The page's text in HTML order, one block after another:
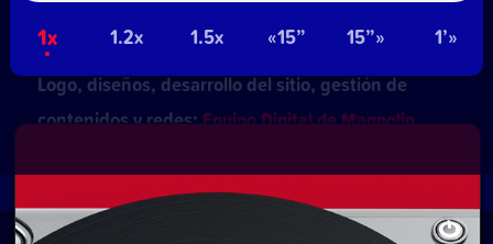
1x 1.2x 1.5x «15” 15”» 1’»
Privacidad~Términos y condiciones
Logo, diseños, desarrollo del sitio, gestión de
contenidos y redes:Equipo Digital de Magnolio